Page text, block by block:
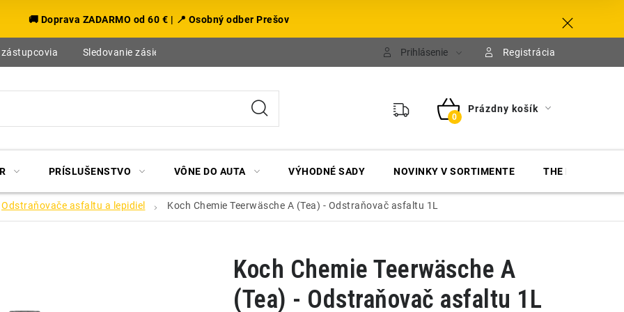
🚚 Doprava ZADARMO od 60 € | 📍 Osobný odber Prešov
Sledovanie zásielky Prihlásenie Registrácia
NÁKUPNÝ
Prázdny košík
PRÍSLUŠENSTVO VÔNE DO AUTA VÝHODNÉ SADY NOVINKY V SORTIMENTE THE FINISHER
Odstraňovače asfaltu a lepidiel Koch Chemie Teerwäsche A (Tea) - Odstraňovač asfaltu 1L
Koch Chemie Teerwäsche A
(Tea) - Odstraňovač asfaltu 1L